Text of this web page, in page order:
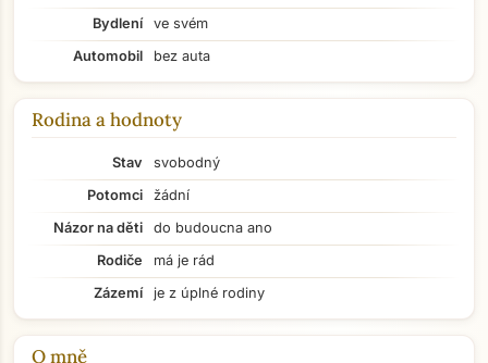
Bydlení
ve svém
Automobil
bez auta
Rodina a hodnoty
Stav
svobodný
Potomci
žádní
Názor na děti
do budoucna ano
Rodiče
má je rád
Zázemí
je z úplné rodiny
O mně